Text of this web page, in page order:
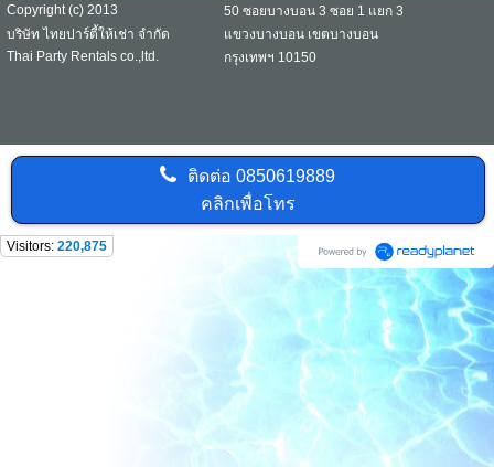
Copyright (c) 2013
50 ซอยบางบอน 3 ซอย 1 แยก 3
บริษัท ไทยปาร์ตี้ให้เช่า จำกัด
แขวงบางบอน เขตบางบอน
Thai Party Rentals co.,ltd.
กรุงเทพฯ 10150
ติดต่อ0850619889
คลิกเพื่อโทร
Visitors: 220,875